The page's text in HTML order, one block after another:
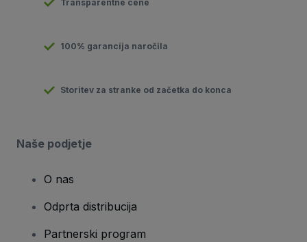
Transparentne cene
100% garancija naročila
Storitev za stranke od začetka do konca
Naše podjetje
O nas
Odprta distribucija
Partnerski program